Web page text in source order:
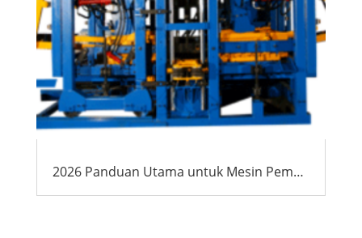
2026 Panduan Utama untuk Mesin Pembuat Blok Afrika: Biaya, ROI & Pemilihan Pemasok